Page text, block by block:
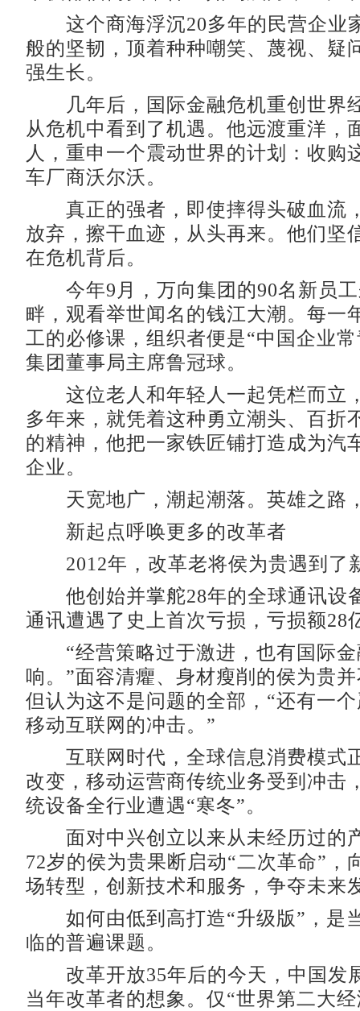
这个商海浮沉20多年的民营企业
般的坚韧，顶着种种嘲笑、蔑视、疑
强生长。
几年后，国际金融危机重创世界
从危机中看到了机遇。他远渡重洋，
人，重申一个震动世界的计划：收购
车厂商沃尔沃。
真正的强者，即使摔得头破血流
放弃，擦干血迹，从头再来。他们坚
在危机背后。
今年9月，万向集团的90名新员工
畔，观看举世闻名的钱江大潮。每一
工的必修课，组织者便是“中国企业
集团董事局主席鲁冠球。
这位老人和年轻人一起凭栏而立
多年来，就凭着这种勇立潮头、百折
的精神，他把一家铁匠铺打造成为汽
企业。
天宽地广，潮起潮落。英雄之路
新起点呼唤更多的改革者
2012年，改革老将侯为贵遇到了
他创始并掌舵28年的全球通讯设
通讯遭遇了史上首次亏损，亏损额28
“经营策略过于激进，也有国际金
响。”面容清癯、身材瘦削的侯为贵
但认为这不是问题的全部，“还有一
移动互联网的冲击。”
互联网时代，全球信息消费模式
改变，移动运营商传统业务受到冲击
统设备全行业遭遇“寒冬”。
面对中兴创立以来从未经历过的
72岁的侯为贵果断启动“二次革命”，
场转型，创新技术和服务，争夺未来
如何由低到高打造“升级版”，是
临的普遍课题。
改革开放35年后的今天，中国发
当年改革者的想象。仅“世界第二大